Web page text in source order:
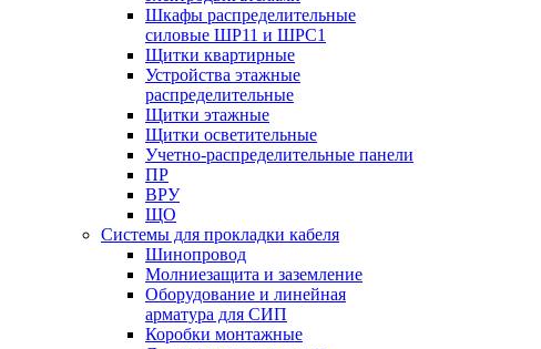
Шкафы распределительные
силовые ШР11 и ШРС1
Щитки квартирные
Устройства этажные
распределительные
Щитки этажные
Щитки осветительные
Учетно-распределительные панели
ПР
ВРУ
ЩО
Системы для прокладки кабеля
Шинопровод
Молниезащита и заземление
Оборудование и линейная
арматура для СИП
Коробки монтажные